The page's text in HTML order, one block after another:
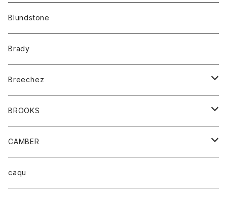
カーディガン
コート
アクセサリー
バッグ
ベルト
キッズ
Tシャツ
グッズ
アンダーウェアー
カードホルダー
トップス
カーディガン
ボトム
オーバーオール
レディース
サングラス
Blundstone
Brady
Breechez
シャツ
BROOKS
グッズ
靴
CAMBER
トップス
caqu